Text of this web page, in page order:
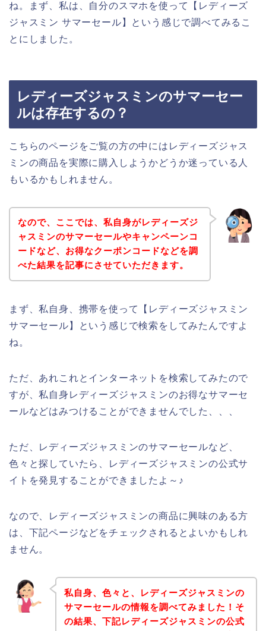
ね。まず、私は、自分のスマホを使って【レディーズ
ジャスミン サマーセール】という感じで調べてみるこ
とにしました。
レディーズジャスミンのサマーセー
ルは存在するの？
こちらのページをご覧の方の中にはレディーズジャス
ミンの商品を実際に購入しようかどうか迷っている人
もいるかもしれません。
なので、ここでは、私自身がレディーズジ
ャスミンのサマーセールやキャンペーンコ
ードなど、お得なクーポンコードなどを調
べた結果を記事にさせていただきます。
まず、私自身、携帯を使って【レディーズジャスミン
サマーセール】という感じで検索をしてみたんですよ
ね。
ただ、あれこれとインターネットを検索してみたので
すが、私自身レディーズジャスミンのお得なサマーセ
ールなどはみつけることができませんでした、、、
ただ、レディーズジャスミンのサマーセールなど、
色々と探していたら、レディーズジャスミンの公式サ
イトを発見することができましたよ～♪
なので、レディーズジャスミンの商品に興味のある方
は、下記ページなどをチェックされるとよいかもしれ
ません。
私自身、色々と、レディーズジャスミンの
サマーセールの情報を調べてみました！そ
の結果、下記レディーズジャスミンの公式